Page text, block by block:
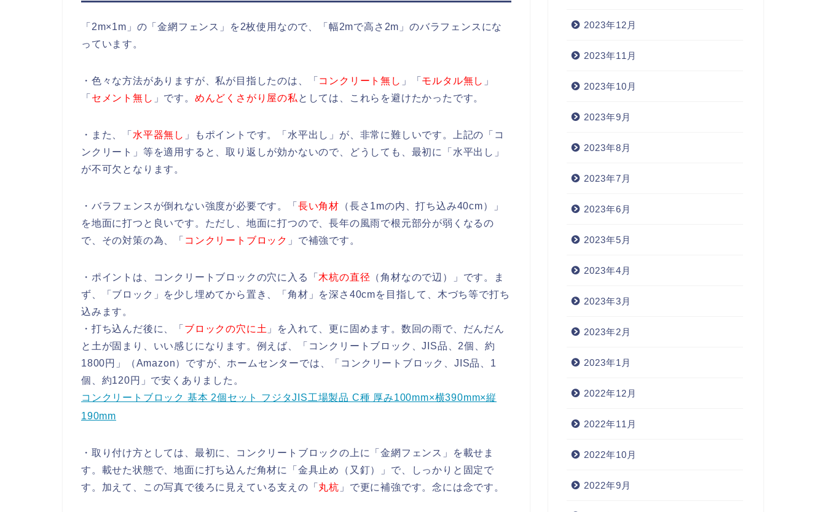
「2m×1m」の「金網フェンス」を2枚使用なので、「幅2mで高さ2m」のバラフェンスにな
っています。
・色々な方法がありますが、私が目指したのは、「 コンクリート無し 」「 モルタル無し 」
「 セメント無し 」です。 めんどくさがり屋の私 としては、これらを避けたかったです。
・また、「 水平器無し 」もポイントです。「水平出し」が、非常に難しいです。上記の「コ
ンクリート」等を適用すると、取り返しが効かないので、どうしても、最初に「水平出し」
が不可欠となります。
・バラフェンスが倒れない強度が必要です。「 長い角材 （長さ1mの内、打ち込み40cm）」
を地面に打つと良いです。ただし、地面に打つので、長年の風雨で根元部分が弱くなるの
で、その対策の為、「 コンクリートブロック 」で補強です。
・ポイントは、コンクリートブロックの穴に入る「 木杭の直径 （角材なので辺）」です。ま
ず、「ブロック」を少し埋めてから置き、「角材」を深さ40cmを目指して、木づち等で打ち
込みます。
・打ち込んだ後に、「 ブロックの穴に土 」を入れて、更に固めます。数回の雨で、だんだん
と土が固まり、いい感じになります。例えば、「コンクリートブロック、JIS品、2個、約
1800円」（Amazon）ですが、ホームセンターでは、「コンクリートブロック、JIS品、1
個、約120円」で安くありました。
コンクリートブロック 基本 2個セット フジタJIS工場製品 C種 厚み100mm×横390mm×縦
190mm
・取り付け方としては、最初に、コンクリートブロックの上に「金網フェンス」を載せま
す。載せた状態で、地面に打ち込んだ角材に「金具止め（又釘）」で、しっかりと固定で
す。加えて、この写真で後ろに見えている支えの「 丸杭 」で更に補強です。念には念です。
2023年12月
2023年11月
2023年10月
2023年9月
2023年8月
2023年7月
2023年6月
2023年5月
2023年4月
2023年3月
2023年2月
2023年1月
2022年12月
2022年11月
2022年10月
2022年9月